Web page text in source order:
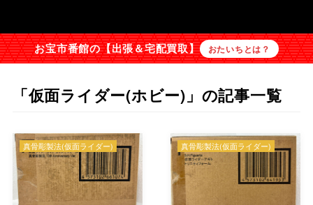
お宝市番館の【出張＆宅配買取】 おたいちとは？
「仮面ライダー(ホビー)」の記事一覧
真骨彫製法(仮面ライダー) 真骨彫製法(仮面ライダー)